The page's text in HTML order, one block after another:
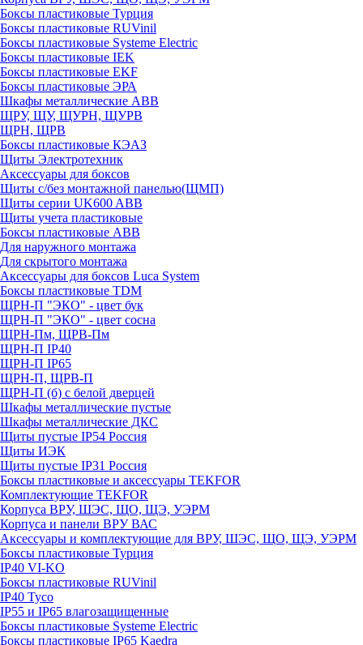
Боксы пластиковые Турция
Боксы пластиковые RUVinil
Боксы пластиковые Systeme Electric
Боксы пластиковые IEK
Боксы пластиковые EKF
Боксы пластиковые ЭРА
Шкафы металлические ABB
ЩРУ, ЩУ, ЩУРН, ЩУРВ
ЩРН, ЩРВ
Боксы пластиковые КЭАЗ
Щиты Электротехник
Аксессуары для боксов
Щиты с/без монтажной панелью(ЩМП)
Щиты серии UK600 ABB
Щиты учета пластиковые
Боксы пластиковые ABB
Для наружного монтажа
Для скрытого монтажа
Аксессуары для боксов Luca System
Боксы пластиковые TDM
ЩРН-П "ЭКО" - цвет бук
ЩРН-П "ЭКО" - цвет сосна
ЩРН-Пм, ЩРВ-Пм
ЩРН-П IP40
ЩРН-П IP65
ЩРН-П, ЩРВ-П
ЩРН-П (б) с белой дверцей
Шкафы металлические пустые
Шкафы металлические ДКС
Щиты пустые IP54 Россия
Щиты ИЭК
Щиты пустые IP31 Россия
Боксы пластиковые и аксессуары TEKFOR
Комплектующие TEKFOR
Корпуса ВРУ, ШЭС, ЩО, ЩЭ, УЭРМ
Корпуса и панели ВРУ ВАС
Аксессуары и комплектующие для ВРУ, ШЭС, ЩО, ЩЭ, УЭРМ
Боксы пластиковые Турция
IP40 VI-KO
Боксы пластиковые RUVinil
IP40 Тусо
IP55 и IP65 влагозащищенные
Боксы пластиковые Systeme Electric
Боксы пластиковые IP65 Kaedra